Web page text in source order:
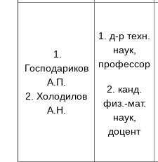
1.
Господариков
А.П.
2. Холодилов
А.Н.
1. д-р техн.
наук,
профессор
2. канд.
физ.-мат.
наук,
доцент